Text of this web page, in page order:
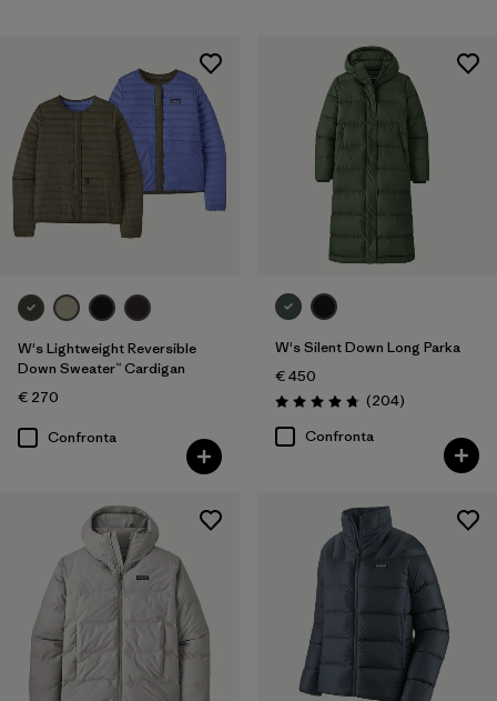
W's Lightweight Reversible
Down Sweater™ Cardigan
€ 270
Confronta
W's Silent Down Long Parka
€ 450
Valutazione: 4.8 / 5
(204Recensioni
)
Confronta